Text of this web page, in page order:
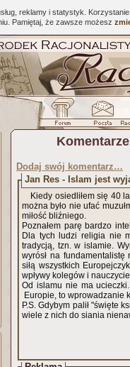
reklamy i statystyk.
Pamiętaj, że zawsze możesz
Dodaj swój komentarz…
Jan Res - Islam jest
Kiedy osiedliłem się 40
można było nie ufać
miłość bliźniego.
Poznałem parę bardzo
Dla tych ludzi religia nie
tradycją, tzn. w islamie.
wyrósł na
siłą wszystkich
wpływy kolegów i
Od islamu nie ma
Europie, to wprowadzanie
P.S. Gdybym palił "święte
wiele z nich do siania